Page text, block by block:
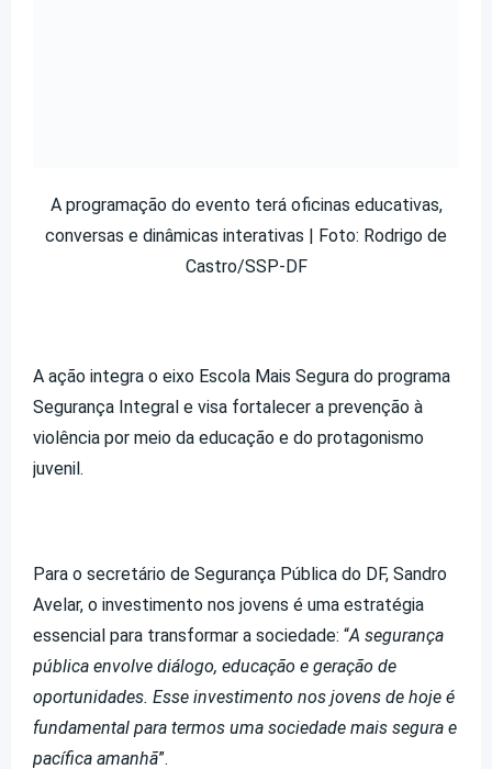
A programação do evento terá oficinas educativas,
conversas e dinâmicas interativas | Foto: Rodrigo de
Castro/SSP-DF
A ação integra o eixo Escola Mais Segura do programa
Segurança Integral e visa fortalecer a prevenção à
violência por meio da educação e do protagonismo
juvenil.
Para o secretário de Segurança Pública do DF, Sandro
Avelar, o investimento nos jovens é uma estratégia
essencial para transformar a sociedade: “A segurança
pública envolve diálogo, educação e geração de
oportunidades. Esse investimento nos jovens de hoje é
fundamental para termos uma sociedade mais segura e
pacífica amanhã”.